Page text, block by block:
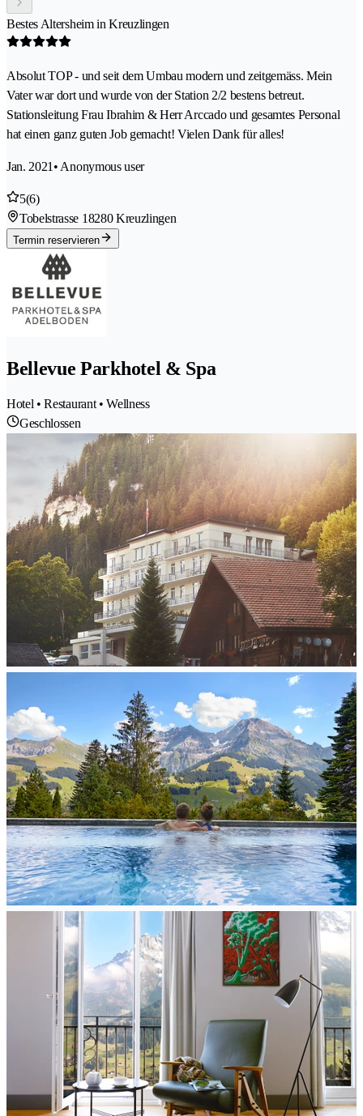
Bestes Altersheim in Kreuzlingen
Absolut TOP - und seit dem Umbau modern und zeitgemäss. Mein
Vater war dort und wurde von der Station 2/2 bestens betreut.
Stationsleitung Frau Ibrahim & Herr Arccado und gesamtes Personal
hat einen ganz guten Job gemacht! Vielen Dank für alles!
Jan. 2021 • Anonymous user
5(6)
Tobelstrasse 18280 Kreuzlingen
Termin reservieren
Bellevue Parkhotel & Spa
Hotel • Restaurant • Wellness
Geschlossen